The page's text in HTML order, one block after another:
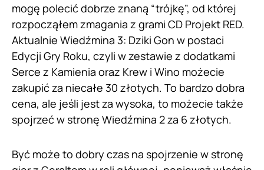
mogę polecić dobrze znaną “trójkę”, od której
rozpocząłem zmagania z grami CD Projekt RED.
Aktualnie Wiedźmina 3: Dziki Gon w postaci
Edycji Gry Roku, czyli w zestawie z dodatkami
Serce z Kamienia oraz Krew i Wino możecie
zakupić za niecałe 30 złotych. To bardzo dobra
cena, ale jeśli jest za wysoka, to możecie także
spojrzeć w stronę Wiedźmina 2 za 6 złotych.
Być może to dobry czas na spojrzenie w stronę